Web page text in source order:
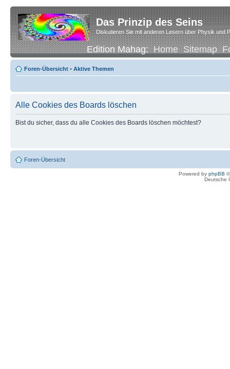
Das Prinzip des Seins
Diskutieren Sie mit anderen Lesern über Physik und
Edition Mahag:Home Sitemap
Foren-Übersicht • Aktive Themen
Alle Cookies des Boards löschen
Bist du sicher, dass du alle Cookies des Boards löschen möchtest?
Foren-Übersicht
Powered by phpBB
Deutsche